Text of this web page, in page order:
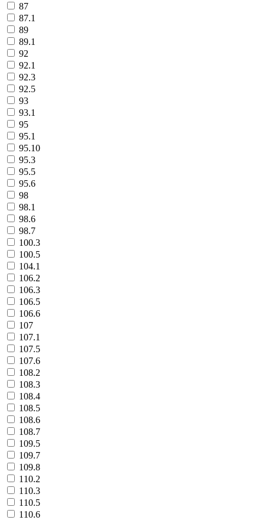
87
87.1
89
89.1
92
92.1
92.3
92.5
93
93.1
95
95.1
95.10
95.3
95.5
95.6
98
98.1
98.6
98.7
100.3
100.5
104.1
106.2
106.3
106.5
106.6
107
107.1
107.5
107.6
108.2
108.3
108.4
108.5
108.6
108.7
109.5
109.7
109.8
110.2
110.3
110.5
110.6